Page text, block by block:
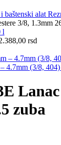
baštenski alat
3/8, 1.3mm
rsd
4.7mm (3/8,
Lanac
zuba